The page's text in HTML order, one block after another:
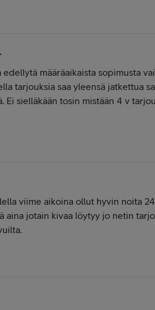
edellytä määräaikaista sopimusta
tarjouksia saa yleensä jatkettua
Ei sielläkään tosin mistään 4 v
viime aikoina ollut hyvin noita
aina jotain kivaa löytyy jo netin